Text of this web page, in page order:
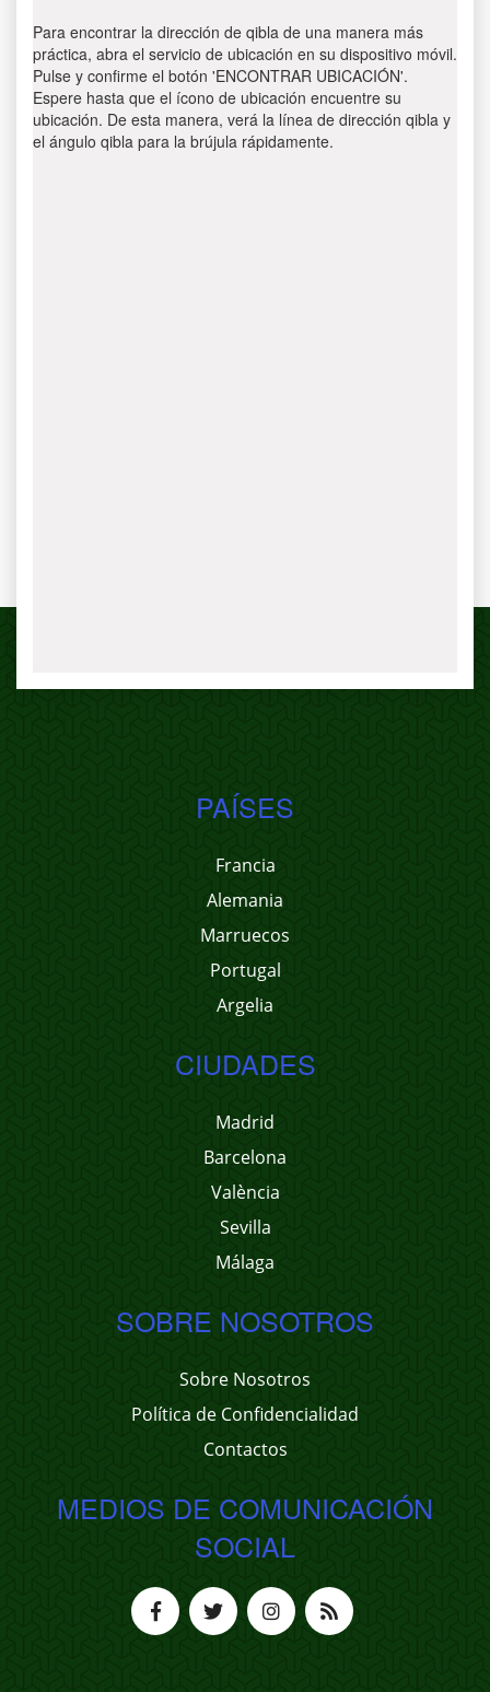
Para encontrar la dirección de qibla de una manera más
práctica, abra el servicio de ubicación en su dispositivo móvil.
Pulse y confirme el botón 'ENCONTRAR UBICACIÓN'.
Espere hasta que el ícono de ubicación encuentre su
ubicación. De esta manera, verá la línea de dirección qibla y
el ángulo qibla para la brújula rápidamente.
PAÍSES
Francia
Alemania
Marruecos
Portugal
Argelia
CIUDADES
Madrid
Barcelona
València
Sevilla
Málaga
SOBRE NOSOTROS
Sobre Nosotros
Política de Confidencialidad
Contactos
MEDIOS DE COMUNICACIÓN
SOCIAL